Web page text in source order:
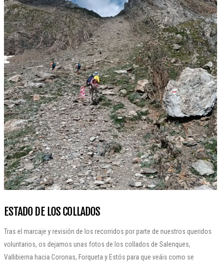
ESTADO DE LOS COLLADOS
Tras el marcaje y revisión de los recorridos por parte de nuestros queridos
voluntarios, os dejamos unas fotos de los collados de Salenques,
Vallibierna hacia Coronas, Forqueta y Estós para que veáis como se